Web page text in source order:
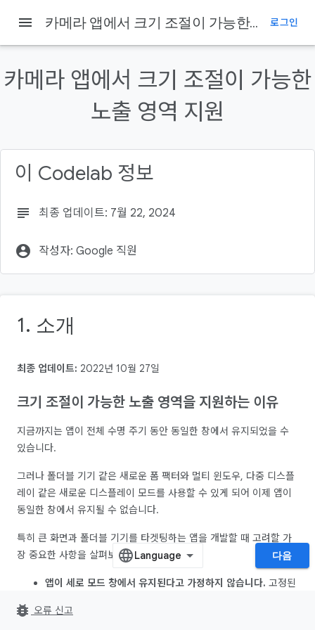
1. 소개
크기 조절이 가능한 노출 영역을 지원하는 이유
menu 카메라 앱에서 크기 조절이 가능한 노출 영역 지원 로그인
카메라 앱에서 크기 조절이 가능한
노출 영역 지원
이 Codelab 정보
subject 최종 업데이트: 7월 22, 2024
account_circle 작성자: Google 직원
1. 소개
최종 업데이트: 2022년 10월 27일
크기 조절이 가능한 노출 영역을 지원하는 이유
지금까지는 앱이 전체 수명 주기 동안 동일한 창에서 유지되었을 수
있습니다.
그러나 폴더블 기기 같은 새로운 폼 팩터와 멀티 윈도우, 다중 디스플
레이 같은 새로운 디스플레이 모드를 사용할 수 있게 되어 이제 앱이
동일한 창에서 유지될 수 없습니다.
특히 큰 화면과 폴더블 기기를 타겟팅하는 앱을 개발할 때 고려할 가
장 중요한 사항을 살펴보겠습니다.
앱이 세로 모드 창에서 유지된다고 가정하지 않습니다. 고정된
조업체는 선호하는 방향을 위해
다음
bug_report 오류 신고